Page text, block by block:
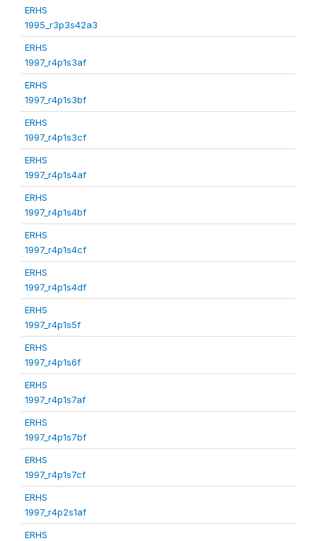
ERHS
1995_r3p3s42a3
ERHS
1997_r4p1s3af
ERHS
1997_r4p1s3bf
ERHS
1997_r4p1s3cf
ERHS
1997_r4p1s4af
ERHS
1997_r4p1s4bf
ERHS
1997_r4p1s4cf
ERHS
1997_r4p1s4df
ERHS
1997_r4p1s5f
ERHS
1997_r4p1s6f
ERHS
1997_r4p1s7af
ERHS
1997_r4p1s7bf
ERHS
1997_r4p1s7cf
ERHS
1997_r4p2s1af
ERHS